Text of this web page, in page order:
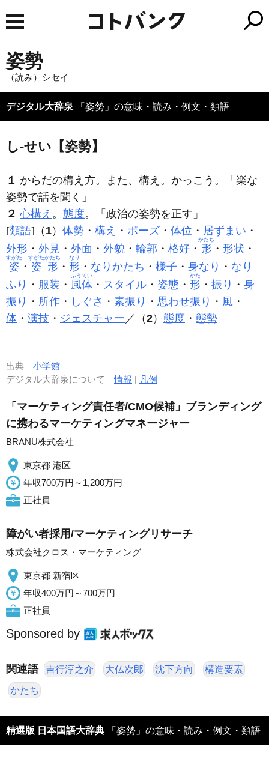
姿勢
（読み）シセイ
デジタル大辞泉 「姿勢」の意味・読み・例文・類語
し‐せい【姿勢】
１ からだの構え方。また、構え。かっこう。「楽な
姿勢で話を聞く」
２ 心構え 。 態度。「政治の姿勢を正す」
[類語]（ 1） 体勢 ・ 構え ・ ポーズ ・ 体位 ・ 居ずまい ・
外形 ・ 外見 ・ 外面 ・ 外貌 ・ 輪郭 ・ 格好 ・ 形
かたち
・ 形状 ・
姿
すがた
・ 姿形
すがたかたち
・ 形
なり
・ なりかたち ・ 様子 ・ 身なり ・ なり
ふり ・ 服装 ・ 風体
ふうてい
・ スタイル ・ 姿態 ・ 形
かた
・ 振り ・ 身
振り ・ 所作 ・ しぐさ ・ 素振り ・ 思わせ振り ・ 風 ・
体 ・ 演技 ・ ジェスチャー ／（2） 態度 ・ 態勢
出典 小学館
デジタル大辞泉について情報 | 凡例
「マーケティング責任者/CMO候補」ブランディング
に携わるマーケティングマネージャー
BRANU株式会社
東京都 港区
年収700万円～1,200万円
正社員
障がい者採用/マーケティングリサーチ
株式会社クロス・マーケティング
東京都 新宿区
年収400万円～700万円
正社員
Sponsored by
関連語 吉行淳之介 大仏次郎 沈下方向 構造要素
かたち
精選版 日本国語大辞典 「姿勢」の意味・読み・例文・類語